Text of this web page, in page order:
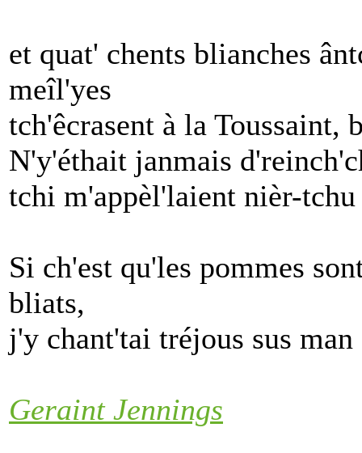
et quat' chents blianches
meîl'yes
tch'êcrasent à la Toussaint,
N'y'éthait janmais
tchi m'appèl'laient nièr-
Si ch'est qu'les pommes
bliats,
j'y chant'tai tréjous sus
Geraint Jennings